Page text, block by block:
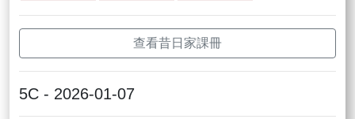
查看昔日家課冊
5C - 2026-01-07